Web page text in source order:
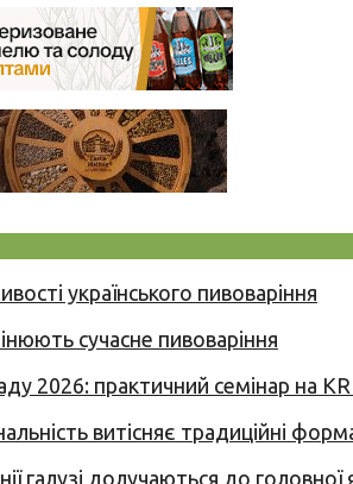
українського пивоваріння
сучасне пивоваріння
2026: практичний семінар на
витісняє традиційні
галузі долучаються до головної